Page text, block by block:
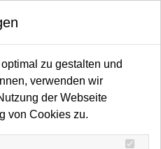
zu gestalten und
verwenden wir
der Webseite
von Cookies zu.